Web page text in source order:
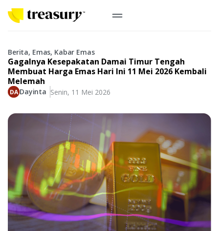
Emas Fisik
Koin Nusantara, Lunar & Custom
Perhiasan
From Story
Buyback
Jual emas kamu ke Treasury
Informasi
Event
Perusahaan
Gold for Good
Berkontribusi pada hal yang benar-benar berarti
#BuatMasaDepan
Green Gold
Indonesia
Indonesia
Berita, Emas, Kabar Emas
Gagalnya Kesepakatan Damai Timur Tengah
Membuat Harga Emas Hari Ini 11 Mei 2026 Kembali
Melemah
Dayinta Senin, 11 Mei 2026